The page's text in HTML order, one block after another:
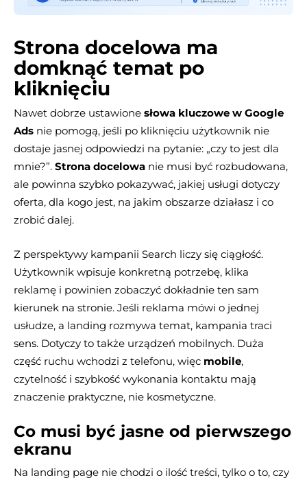
Strona docelowa ma
domknąć temat po
kliknięciu
Nawet dobrze ustawione słowa kluczowe w Google
Ads nie pomogą, jeśli po kliknięciu użytkownik nie
dostaje jasnej odpowiedzi na pytanie: „czy to jest dla
mnie?”. Strona docelowa nie musi być rozbudowana,
ale powinna szybko pokazywać, jakiej usługi dotyczy
oferta, dla kogo jest, na jakim obszarze działasz i co
zrobić dalej.
Z perspektywy kampanii Search liczy się ciągłość.
Użytkownik wpisuje konkretną potrzebę, klika
reklamę i powinien zobaczyć dokładnie ten sam
kierunek na stronie. Jeśli reklama mówi o jednej
usłudze, a landing rozmywa temat, kampania traci
sens. Dotyczy to także urządzeń mobilnych. Duża
część ruchu wchodzi z telefonu, więc mobile,
czytelność i szybkość wykonania kontaktu mają
znaczenie praktyczne, nie kosmetyczne.
Co musi być jasne od pierwszego
ekranu
Na landing page nie chodzi o ilość treści, tylko o to, czy